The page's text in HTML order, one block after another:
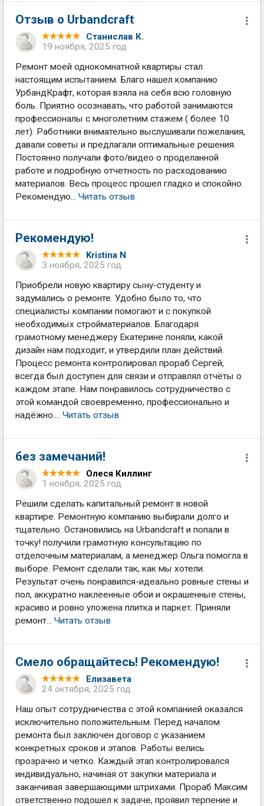
Отзыв о Urbandcraft
Станислав К.
19 ноября, 2025 год
Ремонт моей однокомнатной квартиры стал
настоящим испытанием. Благо нашел компанию
УрбандКрафт, которая взяла на себя всю головную
боль. Приятно осознавать, что работой занимаются
профессионалы с многолетним стажем ( более 10
лет). Работники внимательно выслушивали пожелания,
давали советы и предлагали оптимальные решения.
Постоянно получали фото/видео о проделанной
работе и подробную отчетность по расходованию
материалов. Весь процесс прошел гладко и спокойно.
Рекомендую... Читать отзыв
Рекомендую!
Kristina N
3 ноября, 2025 год
Приобрели новую квартиру сыну-студенту и
задумались о ремонте. Удобно было то, что
специалисты компании помогают и с покупкой
необходимых стройматериалов. Благодаря
грамотному менеджеру Екатерине поняли, какой
дизайн нам подходит, и утвердили план действий.
Процесс ремонта контролировал прораб Сергей,
всегда был доступен для связи и отправлял отчёты о
каждом этапе. Нам понравилось сотрудничество с
этой командой своевременно, профессионально и
надёжно.... Читать отзыв
без замечаний!
Олеся Киллинг
1 ноября, 2025 год
Решили сделать капитальный ремонт в новой
квартире. Ремонтную компанию выбирали долго и
тщательно. Остановились на Urbandcraft и попали в
точку! получили грамотную консультацию по
отделочным материалам, а менеджер Ольга помогла в
выборе. Ремонт сделали так, как мы хотели.
Результат очень понравился-идеально ровные стены и
пол, аккуратно наклеенные обои и окрашенные стены,
красиво и ровно уложена плитка и паркет. Приняли
ремонт... Читать отзыв
Смело обращайтесь! Рекомендую!
Елизавета
24 октября, 2025 год
Наш опыт сотрудничества с этой компанией оказался
исключительно положительным. Перед началом
ремонта был заключен договор с указанием
конкретных сроков и этапов. Работы велись
прозрачно и четко. Каждый этап контролировался
индивидуально, начиная от закупки материала и
заканчивая завершающими штрихами. Прораб Максим
ответственно подошел к задаче, проявил терпение и